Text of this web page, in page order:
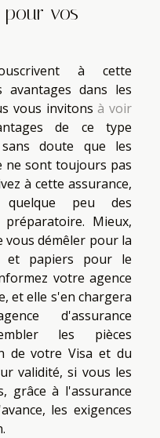
pour vos
à cette
avantages dans les
vous invitonsà voir
de ce type
sans doute que les
ne sont toujours pas
à cette assurance,
peu des
Mieux,
vous démêler pour la
et papiers pour le
votre agence
et elle s'en chargera
d'assurance
les pièces
de votre Visa et du
validité, si vous les
grâce à l'assurance
les exigences